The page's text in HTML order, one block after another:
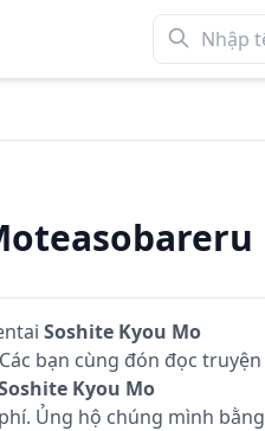
Soshite Kyou Mo
bạn cùng đón đọc truyện
Kyou Mo
Ủng hộ chúng mình bằng